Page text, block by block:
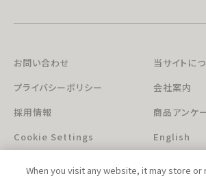
お問い合わせ
当サイトに
プライバシーポリシー
会社案内
採用情報
商品アンケ
Cookie Settings
English
When you visit any website, it may store or